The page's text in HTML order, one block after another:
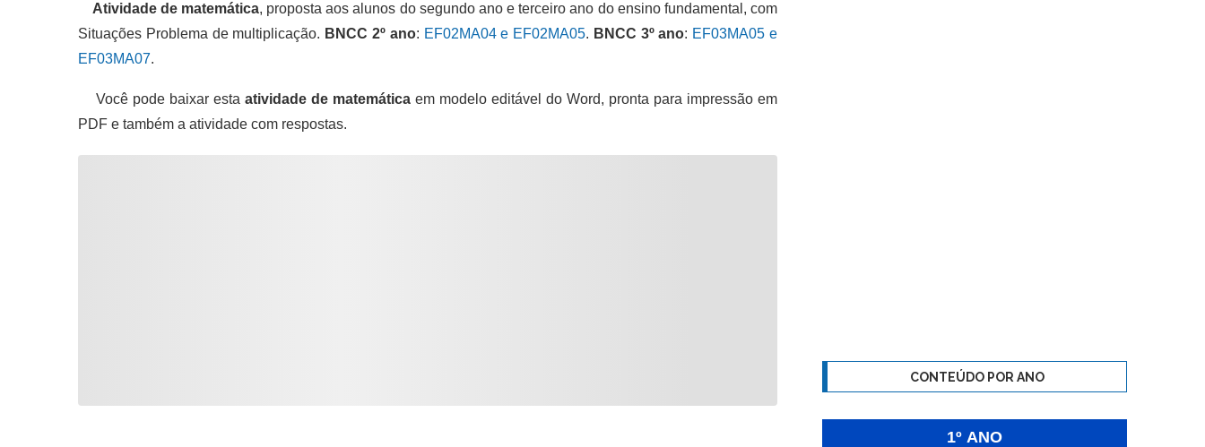
Atividade de matemática, proposta aos alunos do segundo ano e terceiro ano do ensino fundamental, com
Situações Problema de multiplicação. BNCC 2º ano: EF02MA04 e EF02MA05. BNCC 3º ano: EF03MA05 e
EF03MA07.
Você pode baixar esta atividade de matemática em modelo editável do Word, pronta para impressão em
PDF e também a atividade com respostas.
CONTEÚDO POR ANO
1º ANO